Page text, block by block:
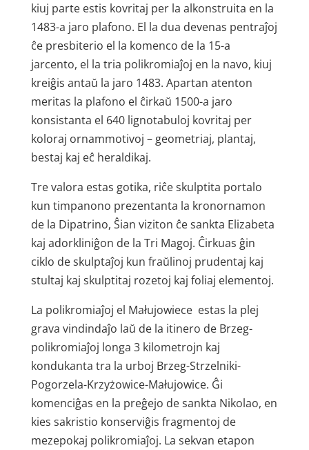
kiuj parte estis kovritaj per la al­konstruita en la
1483-a jaro plafono. El la dua devenas pentraĵoj
ĉe presbiterio el la komenco de la 15-a
jarcento, el la tria polikromiaĵoj en la navo, kiuj
kreiĝis antaŭ la jaro 1483. Apartan atenton
meritas la plafono el ĉirkaŭ 1500-a jaro
konsistanta el 640 ligno­tabuloj kovritaj per
koloraj ornam­motivoj – geometriaj, plantaj,
bestaj kaj eĉ heraldikaj.
Tre valora estas gotika, riĉe skulptita portalo
kun timpanono prezentanta la kronornamon
de la Dipatrino, Ŝian viziton ĉe sankta Elizabeta
kaj adorkliniĝon de la Tri Magoj. Ĉirkuas ĝin
ciklo de skulptaĵoj kun fraŭlinoj prudentaj kaj
stultaj kaj skulptitaj rozetoj kaj foliaj elementoj.
La polikromiaĵoj el Małujowiece estas la plej
grava vindindaĵo laŭ de la itinero de Brzeg-
polikromiaĵoj longa 3 kilometrojn kaj
kondukanta tra la urboj Brzeg-Strzelniki-
Pogorzela-Krzyżowice-Małujowice. Ĝi
komenciĝas en la preĝejo de sankta Nikolao, en
kies sakristio konserviĝis fragmentoj de
mezepokaj polikromi­aĵoj. La sekvan etapon